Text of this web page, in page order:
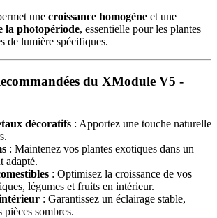
une croissance homogène et une
la photopériode, essentielle pour les plantes
de lumière spécifiques.
du XModule V5 -
décoratifs : Apportez une touche naturelle
: Maintenez vos plantes exotiques dans un
adapté.
: Optimisez la croissance de vos
légumes et fruits en intérieur.
: Garantissez un éclairage stable,
pièces sombres.